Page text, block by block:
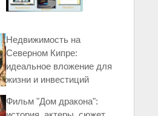
Недвижимость на
Северном Кипре:
идеальное вложение для
жизни и инвестиций
Фильм "Дом дракона":